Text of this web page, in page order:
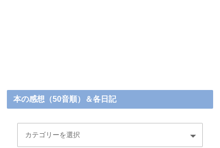
本の感想（50音順）＆各日記